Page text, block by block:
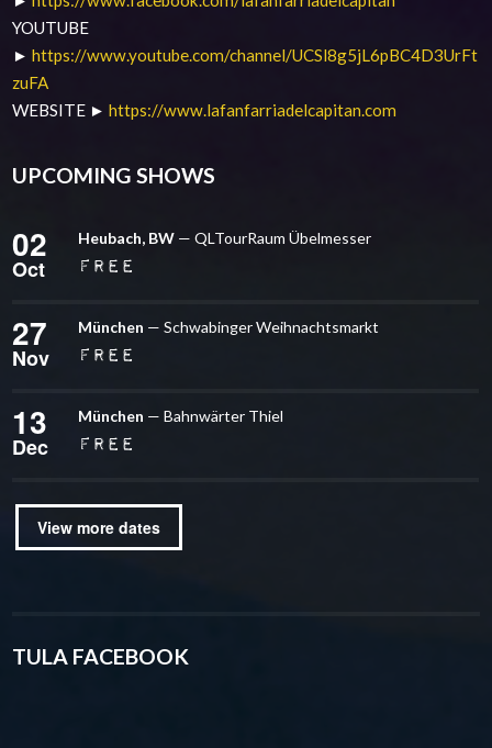
YOUTUBE
►https://www.youtube.com/channel/UCSl8g5jL6pBC4D3UrFt
zuFA
WEBSITE ►https://www.lafanfarriadelcapitan.com
UPCOMING SHOWS
02
Oct
Heubach, BW — QLTourRaum Übelmesser
free
27
Nov
München — Schwabinger Weihnachtsmarkt
free
13
Dec
München — Bahnwärter Thiel
free
View more dates
TULA FACEBOOK